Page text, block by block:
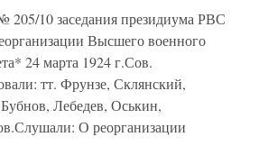
10 заседания президиума РВС
Высшего военного
24 марта 1924 г.Сов.
тт. Фрунзе, Склянский,
Лебедев, Оськин,
О реорганизации